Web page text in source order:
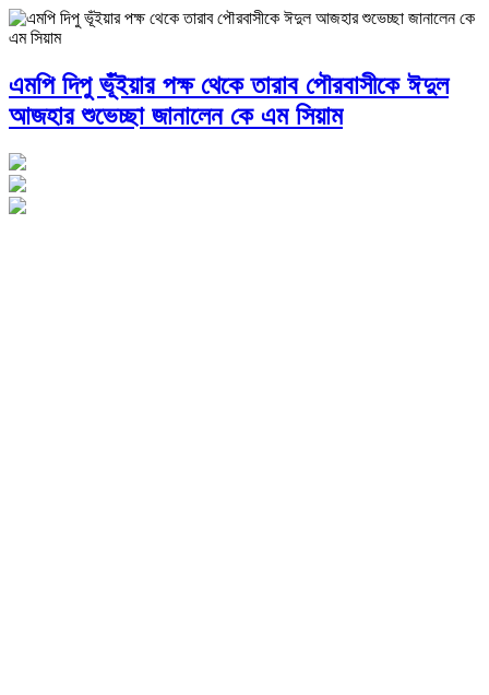
এমপি দিপু ভূঁইয়ার পক্ষ থেকে তারাব পৌরবাসীকে ঈদুল
আজহার শুভেচ্ছা জানালেন কে এম সিয়াম